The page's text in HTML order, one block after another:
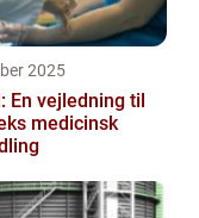
2025
En vejledning til
medicinsk